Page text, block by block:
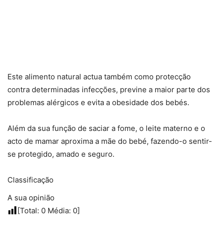
Este alimento natural actua também como protecção
contra determinadas infecções, previne a maior parte dos
problemas alérgicos e evita a obesidade dos bebés.
Além da sua função de saciar a fome, o leite materno e o
acto de mamar aproxima a mãe do bebé, fazendo-o sentir-
se protegido, amado e seguro.
Classificação
A sua opinião
[Total: 0 Média: 0]